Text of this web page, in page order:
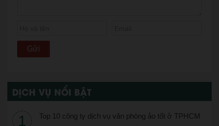
DỊCH VỤ NỔI BẬT
Top 10 công ty dịch vụ văn phòng ảo tốt ở TPHCM